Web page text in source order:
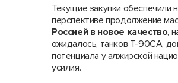
Текущие закупки
перспективе продолжение
Россией в новое качество,
ожидалось, танков Т-90СА,
потенциала у алжирской
усилия.